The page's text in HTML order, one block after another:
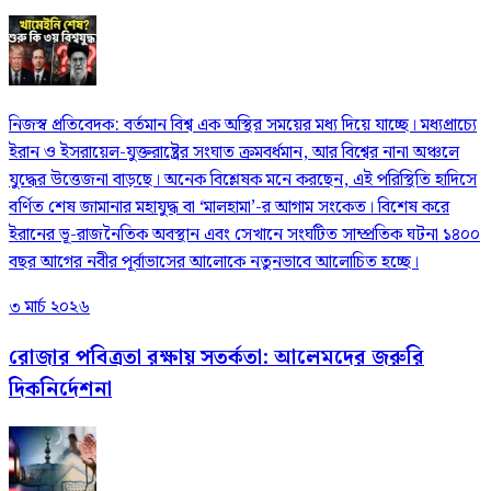
নিজস্ব প্রতিবেদক: বর্তমান বিশ্ব এক অস্থির সময়ের মধ্য দিয়ে যাচ্ছে। মধ্যপ্রাচ্যে
ইরান ও ইসরায়েল-যুক্তরাষ্ট্রের সংঘাত ক্রমবর্ধমান, আর বিশ্বের নানা অঞ্চলে
যুদ্ধের উত্তেজনা বাড়ছে। অনেক বিশ্লেষক মনে করছেন, এই পরিস্থিতি হাদিসে
বর্ণিত শেষ জামানার মহাযুদ্ধ বা ‘মালহামা’-র আগাম সংকেত। বিশেষ করে
ইরানের ভূ-রাজনৈতিক অবস্থান এবং সেখানে সংঘটিত সাম্প্রতিক ঘটনা ১৪০০
বছর আগের নবীর পূর্বাভাসের আলোকে নতুনভাবে আলোচিত হচ্ছে।
৩ মার্চ ২০২৬
রোজার পবিত্রতা রক্ষায় সতর্কতা: আলেমদের জরুরি
দিকনির্দেশনা